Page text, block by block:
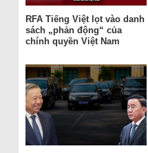
RFA Tiếng Việt lọt vào danh
sách „phản động“ của
chính quyền Việt Nam